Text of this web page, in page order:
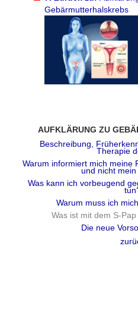
Gebärmutterhalskrebs
AUFKLÄRUNG ZU
Beschreibung,
Therapie
Warum informiert mich meine
und nicht
Was kann ich vorbeugend
Warum muss ich
Was ist mit dem S-
Die neue